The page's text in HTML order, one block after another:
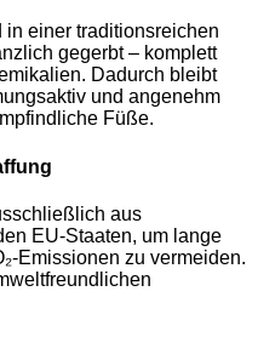
in einer traditionsreichen
gegerbt – komplett
Dadurch bleibt
und angenehm
Füße.
aus
EU-Staaten, um lange
Emissionen zu vermeiden.